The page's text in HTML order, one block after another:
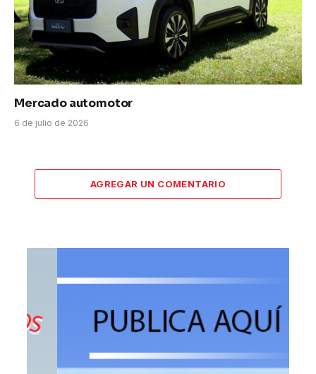
Mercado automotor
6 de julio de 2026
AGREGAR UN COMENTARIO